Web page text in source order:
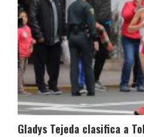
Gladys Tejeda clasifica a